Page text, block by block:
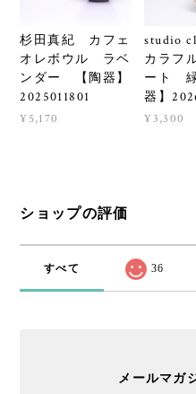
杉田真紀 カフェ
オレボウル ラベ
ンダー 【陶器】
2025011801
¥5,170
studio
カラフ
ート
器】
¥3,300
ショップの評価
すべて 36
メールマガ